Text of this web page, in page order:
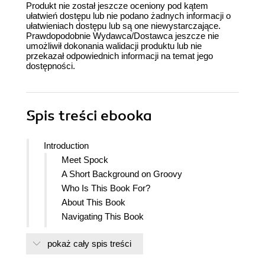
Produkt nie został jeszcze oceniony pod kątem
ułatwień dostępu lub nie podano żadnych informacji o
ułatwieniach dostępu lub są one niewystarczające.
Prawdopodobnie Wydawca/Dostawca jeszcze nie
umożliwił dokonania walidacji produktu lub nie
przekazał odpowiednich informacji na temat jego
dostępności.
Spis treści ebooka
Introduction
Meet Spock
A Short Background on Groovy
Who Is This Book For?
About This Book
Navigating This Book
Using Code Examples
pokaż cały spis treści